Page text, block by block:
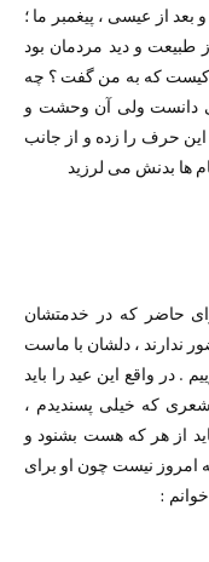
از عیسی ،‌ پیغمبر ما ؛‌
طبیعت و دید مردمان بود
کیست که به من گفت ؟ چه
ولی آن وحشت و
حرف را زده و از جانب
ها بدنش می لرزید
حاضر که در خدمتشان
ندارند ، دلشان با ماست
. در واقع این عید را باید
شعری که خیلی پسندیدم ،
از هر که هست بشنود و
امروز نیست چون او برای
: